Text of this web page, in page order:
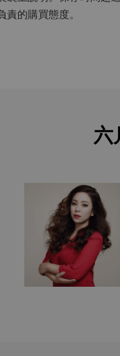
的購買態度。
六